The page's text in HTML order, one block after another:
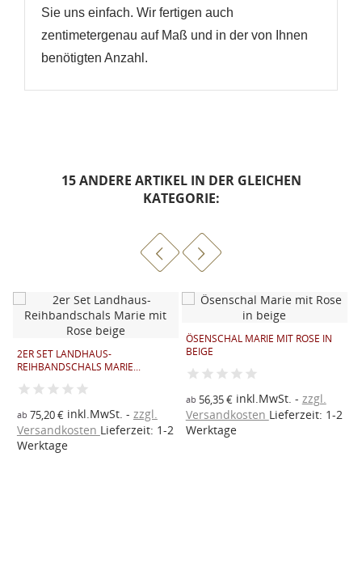
Sie uns einfach. Wir fertigen auch
zentimetergenau auf Maß und in der von Ihnen
benötigten Anzahl.
15 ANDERE ARTIKEL IN DER GLEICHEN
KATEGORIE:
2ER SET LANDHAUS-
REIHBANDSCHALS MARIE...
ab 75,20 €inkl.MwSt.
zzgl.
Versandkosten Lieferzeit: 1-2
Werktage
ÖSENSCHAL MARIE MIT ROSE IN
BEIGE
ab 56,35 €inkl.MwSt.
zzgl.
Versandkosten Lieferzeit: 1-2
Werktage